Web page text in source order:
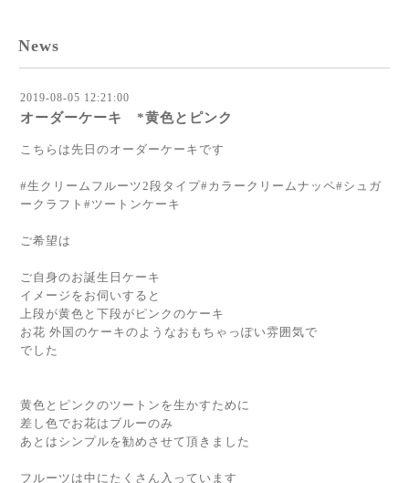
News
2019-08-05 12:21:00
オーダーケーキ *黄色とピンク
こちらは先日のオーダーケーキです
#生クリームフルーツ2段タイプ#カラークリームナッペ#シュガ
ークラフト#ツートンケーキ
ご希望は
ご自身のお誕生日ケーキ
イメージをお伺いすると
上段が黄色と下段がピンクのケーキ
お花 外国のケーキのようなおもちゃっぽい雰囲気で
でした
黄色とピンクのツートンを生かすために
差し色でお花はブルーのみ
あとはシンプルを勧めさせて頂きました
フルーツは中にたくさん入っています